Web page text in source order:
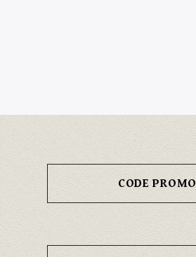
CODE PROMO